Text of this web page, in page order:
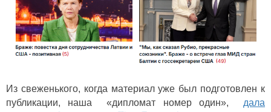
Из свеженького, когда материал уже был подготовлен к
публикации, наша «дипломат номер один», дала